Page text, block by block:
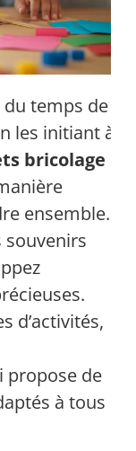
du temps de
les initiant à
bricolage
ensemble.
souvenirs
d’activités,
propose de
à tous